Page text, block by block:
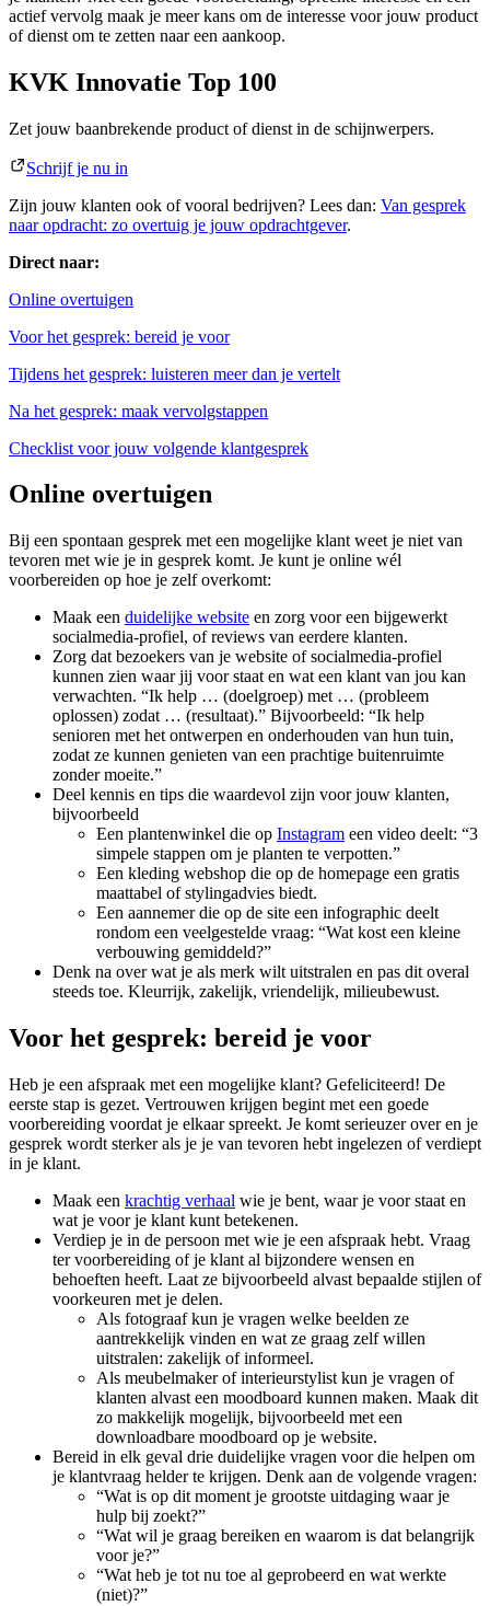
actief vervolg maak je meer kans om de interesse voor jouw product
of dienst om te zetten naar een aankoop.
KVK Innovatie Top 100
Zet jouw baanbrekende product of dienst in de schijnwerpers.
Schrijf je nu in
Zijn jouw klanten ook of vooral bedrijven? Lees dan: Van gesprek
naar opdracht: zo overtuig je jouw opdrachtgever.
Direct naar:
Online overtuigen
Voor het gesprek: bereid je voor
Tijdens het gesprek: luisteren meer dan je vertelt
Na het gesprek: maak vervolgstappen
Checklist voor jouw volgende klantgesprek
Online overtuigen
Bij een spontaan gesprek met een mogelijke klant weet je niet van
tevoren met wie je in gesprek komt. Je kunt je online wél
voorbereiden op hoe je zelf overkomt:
Maak een duidelijke website en zorg voor een bijgewerkt
socialmedia-profiel, of reviews van eerdere klanten.
Zorg dat bezoekers van je website of socialmedia-profiel
kunnen zien waar jij voor staat en wat een klant van jou kan
verwachten. “Ik help … (doelgroep) met … (probleem
oplossen) zodat … (resultaat).” Bijvoorbeeld: “Ik help
senioren met het ontwerpen en onderhouden van hun tuin,
zodat ze kunnen genieten van een prachtige buitenruimte
zonder moeite.”
Deel kennis en tips die waardevol zijn voor jouw klanten,
bijvoorbeeld
Een plantenwinkel die op Instagram een video deelt: “3
simpele stappen om je planten te verpotten.”
Een kleding webshop die op de homepage een gratis
maattabel of stylingadvies biedt.
Een aannemer die op de site een infographic deelt
rondom een veelgestelde vraag: “Wat kost een kleine
verbouwing gemiddeld?”
Denk na over wat je als merk wilt uitstralen en pas dit overal
steeds toe. Kleurrijk, zakelijk, vriendelijk, milieubewust.
Voor het gesprek: bereid je voor
Heb je een afspraak met een mogelijke klant? Gefeliciteerd! De
eerste stap is gezet. Vertrouwen krijgen begint met een goede
voorbereiding voordat je elkaar spreekt. Je komt serieuzer over en je
gesprek wordt sterker als je je van tevoren hebt ingelezen of verdiept
in je klant.
Maak een krachtig verhaal wie je bent, waar je voor staat en
wat je voor je klant kunt betekenen.
Verdiep je in de persoon met wie je een afspraak hebt. Vraag
ter voorbereiding of je klant al bijzondere wensen en
behoeften heeft. Laat ze bijvoorbeeld alvast bepaalde stijlen of
voorkeuren met je delen.
Als fotograaf kun je vragen welke beelden ze
aantrekkelijk vinden en wat ze graag zelf willen
uitstralen: zakelijk of informeel.
Als meubelmaker of interieurstylist kun je vragen of
klanten alvast een moodboard kunnen maken. Maak dit
zo makkelijk mogelijk, bijvoorbeeld met een
downloadbare moodboard op je website.
Bereid in elk geval drie duidelijke vragen voor die helpen om
je klantvraag helder te krijgen. Denk aan de volgende vragen:
“Wat is op dit moment je grootste uitdaging waar je
hulp bij zoekt?”
“Wat wil je graag bereiken en waarom is dat belangrijk
voor je?”
“Wat heb je tot nu toe al geprobeerd en wat werkte
(niet)?”